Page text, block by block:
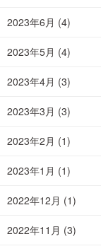
2023年6月 (4)
2023年5月 (4)
2023年4月 (3)
2023年3月 (3)
2023年2月 (1)
2023年1月 (1)
2022年12月 (1)
2022年11月 (3)